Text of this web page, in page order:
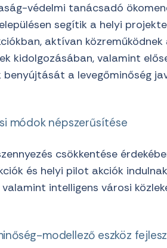
védelmi tanácsadó
segítik a helyi
aktívan
kidolgozásában, valamint
a levegőminőség
módok népszerűsítése
csökkentése
és helyi pilot akciók
intelligens városi
modellező eszköz